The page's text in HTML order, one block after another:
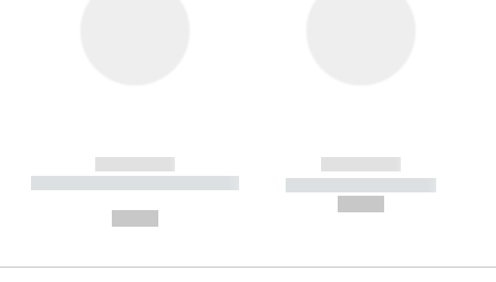
------------
----------- ----------- --------
------------
----------- -----------